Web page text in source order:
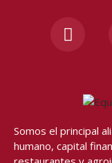
a
k
-
Somos el principal
humano, capital